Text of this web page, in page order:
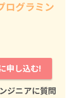
ログラミン
申し込む!
ジニアに質問